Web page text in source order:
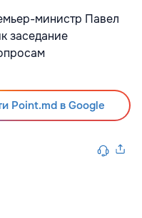
министр Павел
заседание
Point.md в Google